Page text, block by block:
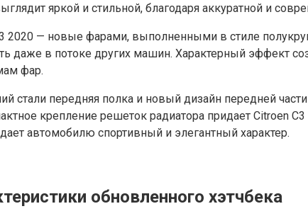
яркой и стильной, благодаря аккуратной и
2020 — новые фарами, выполненными в стиле
в потоке других машин. Характерный эффект
фар.
передняя полка и новый дизайн передней
крепление решеток радиатора придает Citroen
автомобилю спортивный и элегантный характер.
обновленного хэтчбека